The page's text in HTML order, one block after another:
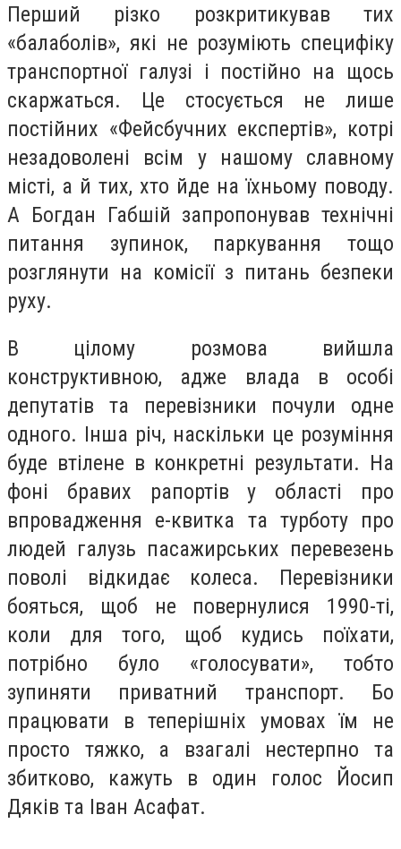
Перший різко розкритикував тих
«балаболів», які не розуміють специфіку
транспортної галузі і постійно на щось
скаржаться. Це стосується не лише
постійних «Фейсбучних експертів», котрі
незадоволені всім у нашому славному
місті, а й тих, хто йде на їхньому поводу.
А Богдан Габшій запропонував технічні
питання зупинок, паркування тощо
розглянути на комісії з питань безпеки
руху.
В цілому розмова вийшла
конструктивною, адже влада в особі
депутатів та перевізники почули одне
одного. Інша річ, наскільки це розуміння
буде втілене в конкретні результати. На
фоні бравих рапортів у області про
впровадження е-квитка та турботу про
людей галузь пасажирських перевезень
поволі відкидає колеса. Перевізники
бояться, щоб не повернулися 1990-ті,
коли для того, щоб кудись поїхати,
потрібно було «голосувати», тобто
зупиняти приватний транспорт. Бо
працювати в теперішніх умовах їм не
просто тяжко, а взагалі нестерпно та
збитково, кажуть в один голос Йосип
Дяків та Іван Асафат.